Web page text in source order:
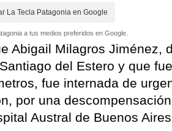
La Tecla Patagonia en Google
a tus medios preferidos en Google.
Abigail Milagros Jiménez,
del Estero y que
fue internada de
por una
Austral de Buenos